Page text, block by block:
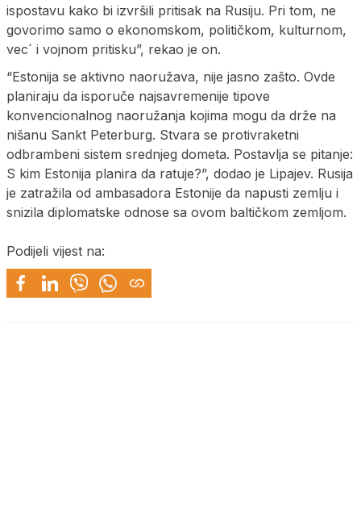
ispostavu kako bi izvršili pritisak na Rusiju. Pri tom, ne
govorimo samo o ekonomskom, političkom, kulturnom,
vec´ i vojnom pritisku”, rekao je on.
“Estonija se aktivno naoružava, nije jasno zašto. Ovde
planiraju da isporuče najsavremenije tipove
konvencionalnog naoružanja kojima mogu da drže na
nišanu Sankt Peterburg. Stvara se protivraketni
odbrambeni sistem srednjeg dometa. Postavlja se pitanje:
S kim Estonija planira da ratuje?”, dodao je Lipajev. Rusija
je zatražila od ambasadora Estonije da napusti zemlju i
snizila diplomatske odnose sa ovom baltičkom zemljom.
Podijeli vijest na: